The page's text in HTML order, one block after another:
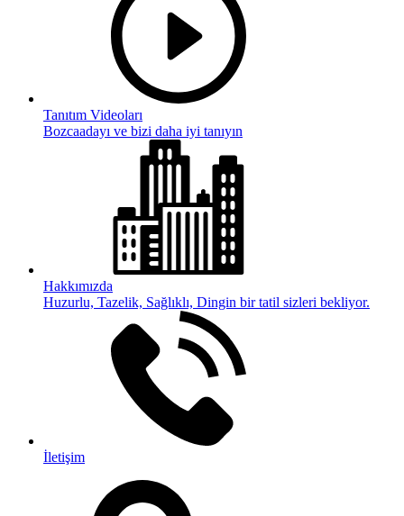
Tanıtım Videoları
Bozcaadayı ve bizi daha iyi tanıyın
Hakkımızda
Huzurlu, Tazelik, Sağlıklı, Dingin bir tatil sizleri bekliyor.
İletişim